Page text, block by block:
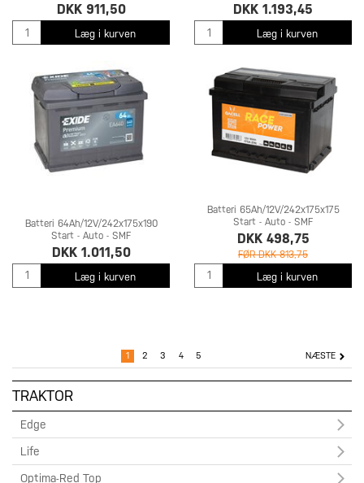
DKK 911,50
Læg i kurven
DKK 1.193,45
Læg i kurven
Batteri 64Ah/12V/242x175x190
Start - Auto - SMF
DKK 1.011,50
Læg i kurven
Batteri 65Ah/12V/242x175x175
Start - Auto - SMF
DKK 498,75
FØR DKK 813,75
Læg i kurven
NÆSTE
1 2 3 4 5
TRAKTOR
Edge
Life
Optima-Red Top